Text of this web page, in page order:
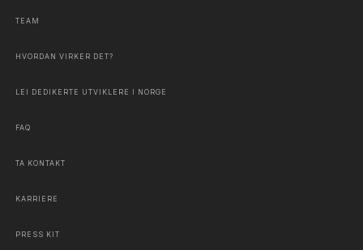
TEAM
HVORDAN VIRKER DET?
LEI DEDIKERTE UTVIKLERE I NORGE
FAQ
TA KONTAKT
KARRIERE
PRESS KIT